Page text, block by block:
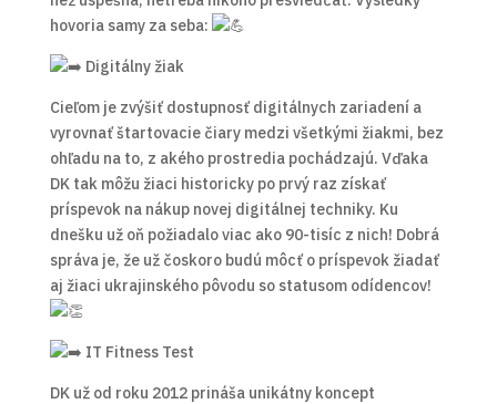
hovoria samy za seba:
Digitálny žiak
Cieľom je zvýšiť dostupnosť digitálnych zariadení a
vyrovnať štartovacie čiary medzi všetkými žiakmi, bez
ohľadu na to, z akého prostredia pochádzajú. Vďaka
DK tak môžu žiaci historicky po prvý raz získať
príspevok na nákup novej digitálnej techniky. Ku
dnešku už oň požiadalo viac ako 90-tisíc z nich! Dobrá
správa je, že už čoskoro budú môcť o príspevok žiadať
aj žiaci ukrajinského pôvodu so statusom odídencov!
IT Fitness Test
DK už od roku 2012 prináša unikátny koncept